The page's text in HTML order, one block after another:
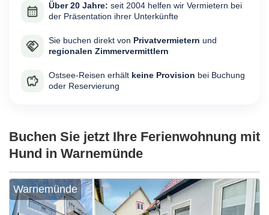
Über 20 Jahre: seit 2004 helfen wir Vermietern bei
der Präsentation ihrer Unterkünfte
Sie buchen direkt von Privatvermietern und
regionalen Zimmervermittlern
Ostsee-Reisen erhält keine Provision bei Buchung
oder Reservierung
Buchen Sie jetzt Ihre Ferienwohnung mit
Hund in Warnemünde
Warnemünde